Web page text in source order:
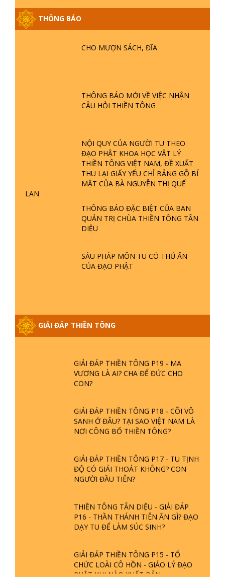
THÔNG BÁO
CHO MƯỢN SÁCH, ĐĨA
THÔNG BÁO MỚI VỀ VIỆC NHẬN
CÂU HỎI THIỀN TÔNG
NỘI QUY CỦA NGƯỜI TU THEO
ĐẠO PHẬT KHOA HỌC VẬT LÝ
THIỀN TÔNG VIỆT NAM, ĐỀ XUẤT
THU LẠI GIẤY YẾU CHỈ BẢNG GỖ BÍ
MẬT CỦA BÀ NGUYỄN THỊ QUẾ
LAN
THÔNG BÁO ĐẶC BIỆT CỦA BAN
QUẢN TRỊ CHÙA THIỀN TÔNG TÂN
DIỆU
SÁU PHÁP MÔN TU CÓ THỦ ẤN
CỦA ĐẠO PHẬT
GIẢI ĐÁP THIỀN TÔNG
HOA LÀ HỘI GÌ? TỬ VÌ ĐẠO
PHẬT GIỚI CÓ THỜI GIAN KHÔNG? |
TTTD
ĐỨC CHÚA TRỜI LÀ AI? QUỶ SA
TĂNG? | TTTD
GIẢI ĐÁP THIỀN TÔNG ĐẶC BIỆT P22
- TẠI SAO TRÁI ĐẤT NHIỀU THIÊN TAI
- LŨ LỤT - HỎA HOẠN | TTTD
GIẢI ĐÁP THIỀN TÔNG ĐẶC BIỆT P21
- TẠI SAO ĐỨC PHẬT BƯỚC ĐI 7
GIẢI ĐÁP VỀ LỄ TIỄN THIỀN TÔNG SƯ
GIẢI ĐÁP THIỀN TÔNG ĐẶC BIỆT
PHẦN 20 - BÁC NGUYỄN NHÂN LÀ AI?
GIẢI ĐÁP THIỀN TÔNG P19 - MA
VƯƠNG LÀ AI? CHA ĐỂ ĐỨC CHO
CON?
GIẢI ĐÁP THIỀN TÔNG P18 - CÕI VÔ
SANH Ở ĐÂU? TẠI SAO VIỆT NAM LÀ
NƠI CÔNG BỐ THIỀN TÔNG?
GIẢI ĐÁP THIỀN TÔNG P17 - TU TỊNH
ĐỘ CÓ GIẢI THOÁT KHÔNG? CON
NGƯỜI ĐẦU TIÊN?
THIỀN TÔNG TÂN DIỆU - GIẢI ĐÁP
P16 - THẦN THÁNH TIÊN ĂN GÌ? ĐẠO
DẠY TU ĐỂ LÀM SÚC SINH?
GIẢI ĐÁP THIỀN TÔNG P15 - TỔ
CHỨC LOÀI CÔ HỒN - GIÁO LÝ ĐẠO
PHẬT KHI NÀO XUẤT BẢN